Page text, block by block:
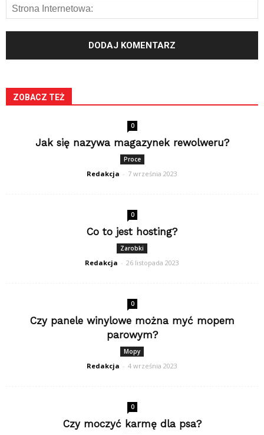
ZOBACZ TEŻ
0
Jak się nazywa magazynek rewolweru?
Proce
Redakcja - 7 września 2023
0
Co to jest hosting?
Zarobki
Redakcja - 26 listopada 2023
0
Czy panele winylowe można myć mopem
parowym?
Mopy
Redakcja - 4 września 2023
0
Czy moczyć karmę dla psa?